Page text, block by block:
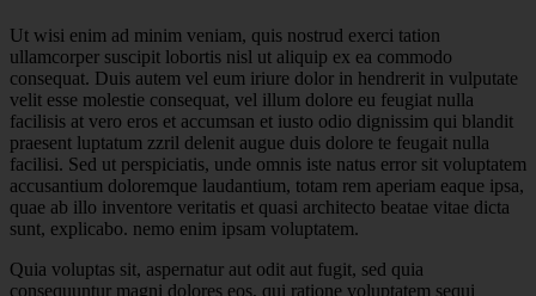
Ut wisi enim ad minim veniam, quis nostrud exerci tation
ullamcorper suscipit lobortis nisl ut aliquip ex ea commodo
consequat. Duis autem vel eum iriure dolor in hendrerit in vulputate
velit esse molestie consequat, vel illum dolore eu feugiat nulla
facilisis at vero eros et accumsan et iusto odio dignissim qui blandit
praesent luptatum zzril delenit augue duis dolore te feugait nulla
facilisi. Sed ut perspiciatis, unde omnis iste natus error sit voluptatem
accusantium doloremque laudantium, totam rem aperiam eaque ipsa,
quae ab illo inventore veritatis et quasi architecto beatae vitae dicta
sunt, explicabo. nemo enim ipsam voluptatem.
Quia voluptas sit, aspernatur aut odit aut fugit, sed quia
consequuntur magni dolores eos, qui ratione voluptatem sequi